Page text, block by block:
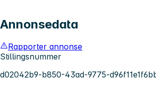
Annonsedata
Rapporter annonse
Stillingsnummer
d02042b9-b850-43ad-9775-